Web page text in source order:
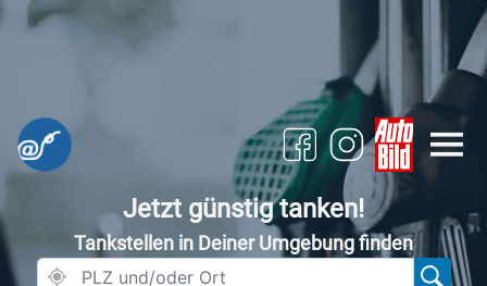
Jetzt günstig tanken!
Tankstellen in Deiner Umgebung finden